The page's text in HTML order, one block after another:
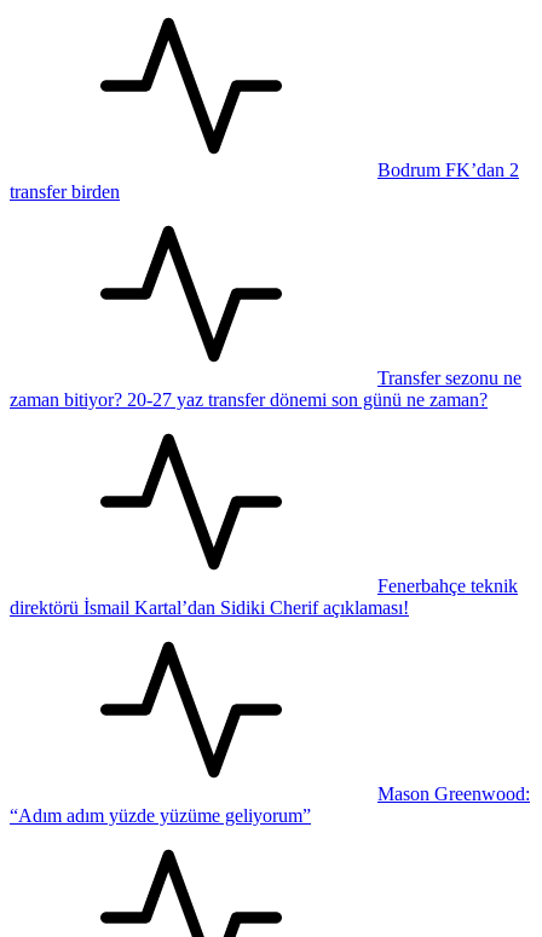
Bodrum FK’dan 2
transfer birden
Transfer sezonu ne
zaman bitiyor? 20-27 yaz transfer dönemi son günü ne zaman?
Fenerbahçe teknik
direktörü İsmail Kartal’dan Sidiki Cherif açıklaması!
Mason Greenwood:
“Adım adım yüzde yüzüme geliyorum”